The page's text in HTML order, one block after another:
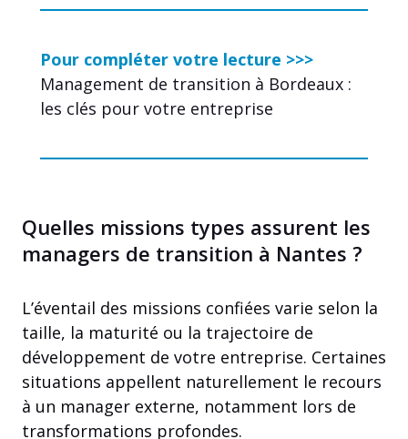
Pour compléter votre lecture >>>
Management de transition à Bordeaux :
les clés pour votre entreprise
Quelles missions types assurent les
managers de transition à Nantes ?
L’éventail des missions confiées varie selon la
taille, la maturité ou la trajectoire de
développement de votre entreprise. Certaines
situations appellent naturellement le recours
à un manager externe, notamment lors de
transformations profondes.